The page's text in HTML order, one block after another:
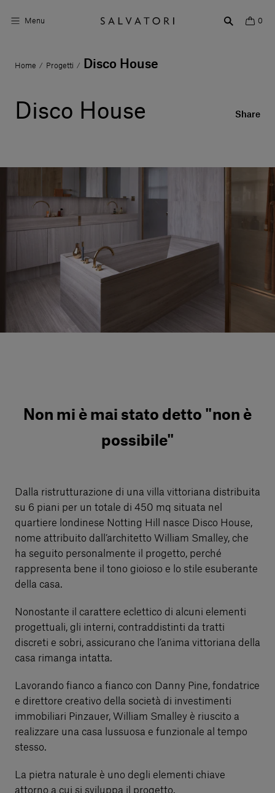
Menu 0
Superfici
Storie di Design
Chi siamo
Vieni a trovarci
Accedi
Home / Progetti / Disco House
Disco House Share
Non mi è mai stato detto "non è
possibile"
Dalla ristrutturazione di una villa vittoriana distribuita
su 6 piani per un totale di 450 mq situata nel
quartiere londinese Notting Hill nasce Disco House,
nome attribuito dall’architetto William Smalley, che
ha seguito personalmente il progetto, perché
rappresenta bene il tono gioioso e lo stile esuberante
della casa.
Nonostante il carattere eclettico di alcuni elementi
progettuali, gli interni, contraddistinti da tratti
discreti e sobri, assicurano che l’anima vittoriana della
casa rimanga intatta.
Lavorando fianco a fianco con Danny Pine, fondatrice
e direttore creativo della società di investimenti
immobiliari Pinzauer, William Smalley è riuscito a
realizzare una casa lussuosa e funzionale al tempo
stesso.
La pietra naturale è uno degli elementi chiave
attorno a cui si sviluppa il progetto.